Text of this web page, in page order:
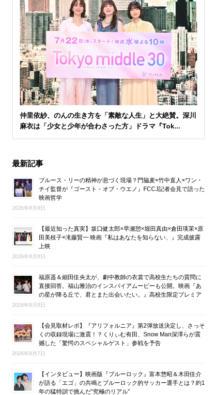
仲里依紗、のんの生き方を「素敵な人生」と大絶賛。深川
麻衣は「少女と少年が合わさった方」ドラマ『Tok...
最新記事
ブルース・リーの精神が息づく現場？門脇麦×竹中直人×ワン・
チイ監督が『ゴースト・オブ・ウエノ』FCCJ記者会見で語った
映画哲学
2026年8月8日
【最近知った真実】坂口健太郎×早瀬憩×堀田真由×倉田瑛茉×原
田美枝子×滝藤賢一 映画『私はあなたを知らない、』完成披露
上映
2026年8月8日
福原遥＆細田佳央太が、劇中教師の衣裳で高校生たちの質問に
直接回答。福山雅治のインスパイアムービーも公開。映画『あ
の星が降る丘で、君とまた出会いたい。』高校生限定プレミア
2026年8月8日
【会見取材レポ】『アリフォルニア』第2弾放送決定し、さっそ
くの収録現場に激震！？くりぃむ有田、Snow Man深澤らが震
撼した「驚愕のスペシャルゲスト」参戦を予告
2026年8月7日
【インタビュー】映画版『ブルーロック』富本惣昭＆木田佳介
が語る「エゴ」の共鳴とブルーロック的サッカー選手とは？約1
年の猛特訓で挑んだ“究極のリアル”